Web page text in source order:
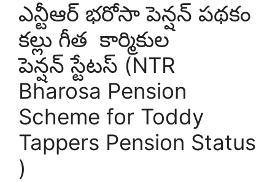
ఎన్టీఆర్ భరోసా పెన్షన్ పథకం
కల్లు గీత కార్మికుల
పెన్షన్ స్టేటస్ (NTR
Bharosa Pension
Scheme for Toddy
Tappers Pension Status
)